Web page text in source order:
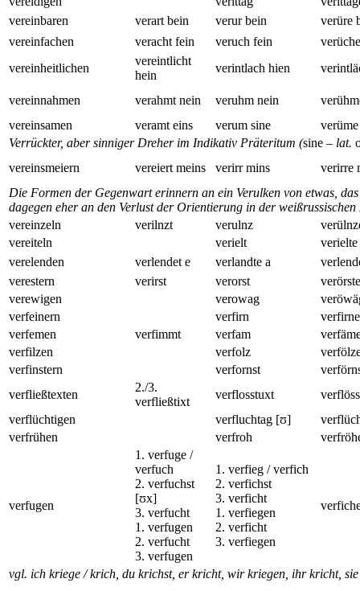
vereinbaren
verart bein verur bein
verüre
vereinfachen
veracht fein veruch fein
vereinheitlichen
vereintlicht
hein
verintlach hien
vereinnahmen verahmt nein veruhm nein
vereinsamen
veramt eins verum sine
Verrückter, aber sinniger Dreher im Indikativ Präteritum (sine – lat.
vereinsmeiern
vereiert meins verirr mins
verirre
Die Formen der Gegenwart erinnern an ein Verulken von etwas,
dagegen eher an den Verlust der Orientierung in der
vereinzeln
verilnzt verulnz
vereiteln
verielt
verielte
verelenden
verlendet e verlandte a
verestern
verirst verorst
verörste
verewigen
verowag
verfeinern
verfirn
verfirne
verfemen
verfimmt verfam
verfilzen
verfolz
verfinstern
verfornst
verfließtexten
2./3.
verfließtixt
verflosstuxt
verflüchtigen
verfluchtag [ʊ]
verfrühen
verfroh
verfugen
1. verfuge /
verfuch
2. verfuchst
[ʊx]
3. verfucht
1. verfugen
2. verfucht
3. verfugen
1. verfieg / verfich
2. verfichst
3. verficht
1. verfiegen
2. verficht
3. verfiegen
vgl. ich kriege / krich, du krichst, er kricht, wir kriegen, ihr kricht,